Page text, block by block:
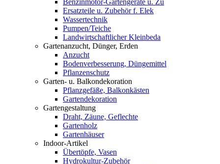
Benzinmotor-Gartengeräte u. Zu
Ersatzteile u. Zubehör f. Elek
Wassertechnik
Pumpen/Teiche
Landwirtschaftlicher Kleinbeda
Gartenanzucht, Dünger, Erden
Anzucht
Bodenverbesserung, Düngemittel
Pflanzenschutz
Garten- u. Balkondekoration
Pflanzgefäße, Balkonkästen
Gartendekoration
Gartengestaltung
Draht, Zäune, Geflechte
Gartenholz
Gartenhäuser
Indoor-Artikel
Übertöpfe, Vasen
Hydrokultur-Zubehör